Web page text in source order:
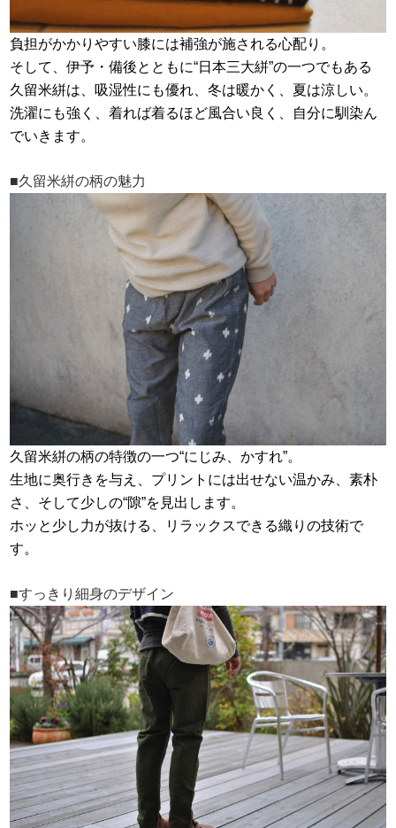
負担がかかりやすい膝には補強が施される心配り。
そして、伊予・備後とともに“日本三大絣”の一つでもある
久留米絣は、吸湿性にも優れ、冬は暖かく、夏は涼しい。
洗濯にも強く、着れば着るほど風合い良く、自分に馴染ん
でいきます。
■久留米絣の柄の魅力
久留米絣の柄の特徴の一つ“にじみ、かすれ”。
生地に奥行きを与え、プリントには出せない温かみ、素朴
さ、そして少しの“隙”を見出します。
ホッと少し力が抜ける、リラックスできる織りの技術で
す。
■すっきり細身のデザイン